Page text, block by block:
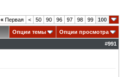
« Первая < 50 90 96 97 98 99 100
Опции темы
Опции просмотра
#991